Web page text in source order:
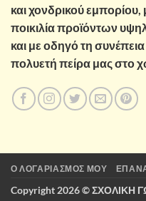
και χονδρικού εμπορίου,
ποικιλία προϊόντων
και με οδηγό τη συνέπεια
πολυετή πείρα μας στο
Ο ΛΟΓΑΡΙΑΣΜΌΣ ΜΟΥ
Copyright 2026 ©ΣΧΟΛΙΚΗ